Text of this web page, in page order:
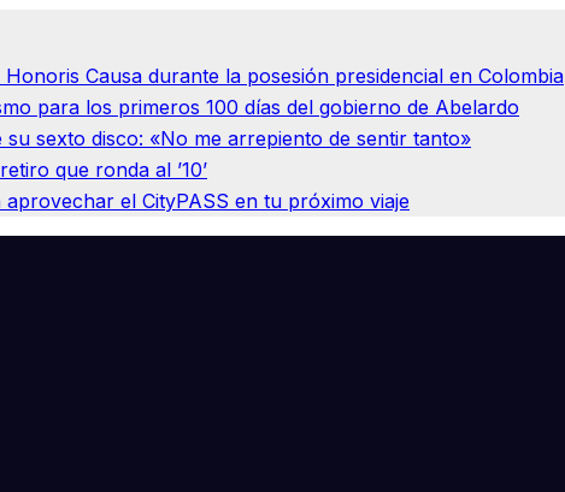
Causa durante la posesión presidencial en Colombia
para los primeros 100 días del gobierno de Abelardo
sexto disco: «No me arrepiento de sentir tanto»
que ronda al ’10’
el CityPASS en tu próximo viaje